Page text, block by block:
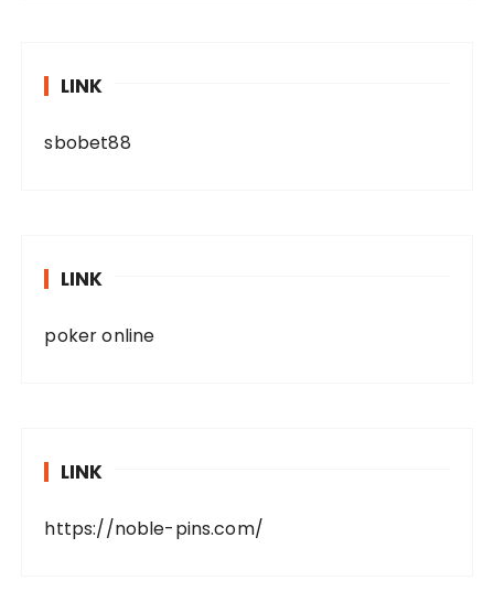
LINK
sbobet88
LINK
poker online
LINK
https://noble-pins.com/